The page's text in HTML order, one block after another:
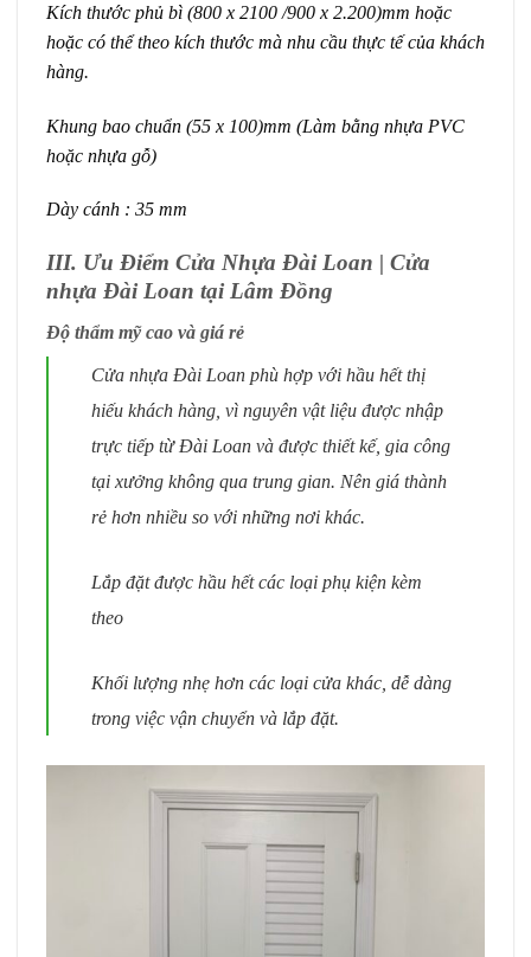
Kích thước phủ bì (800 x 2100 /900 x 2.200)mm hoặc
hoặc có thể theo kích thước mà nhu cầu thực tế của khách
hàng.
Khung bao chuẩn (55 x 100)mm (Làm bằng nhựa PVC
hoặc nhựa gỗ)
Dày cánh : 35 mm
III. Ưu Điểm Cửa Nhựa Đài Loan | Cửa
nhựa Đài Loan tại Lâm Đồng
Độ thẩm mỹ cao và giá rẻ
Cửa nhựa Đài Loan phù hợp với hầu hết thị
hiếu khách hàng, vì nguyên vật liệu được nhập
trực tiếp từ Đài Loan và được thiết kế, gia công
tại xưởng không qua trung gian. Nên giá thành
rẻ hơn nhiều so với những nơi khác.
Lắp đặt được hầu hết các loại phụ kiện kèm
theo
Khối lượng nhẹ hơn các loại cửa khác, dễ dàng
trong việc vận chuyển và lắp đặt.